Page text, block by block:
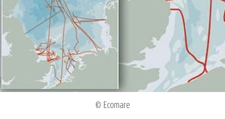
© Ecomare